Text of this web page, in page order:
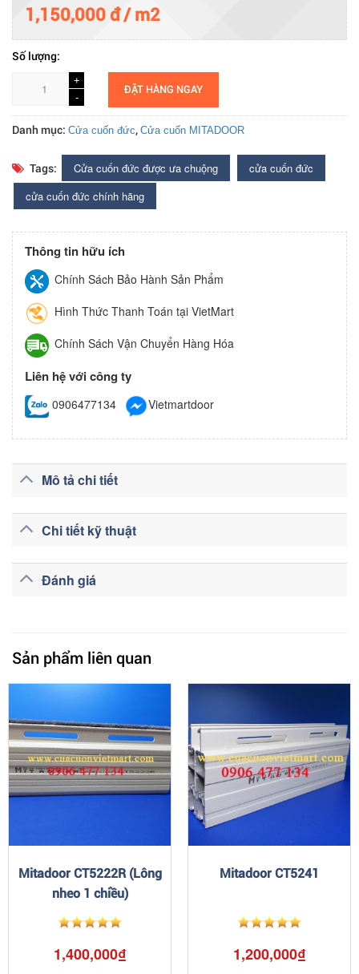
1,150,000 đ / m2
Số lượng:
+
-
+
-
ĐẶT HÀNG NGAY
Danh mục: Cửa cuốn đức, Cửa cuốn MITADOOR
Tags: Cửa cuốn đức được ưa chuộng
cửa cuốn đức
cửa cuốn đức chính hãng
Thông tin hữu ích
Chính Sách Bảo Hành Sản Phẩm
Hình Thức Thanh Toán tại VietMart
Chính Sách Vận Chuyển Hàng Hóa
Liên hệ với công ty
0906477134 Vietmartdoor
Mô tả chi tiết
Chi tiết kỹ thuật
Đánh giá
Sản phẩm liên quan
Mitadoor CT5222R (Lông
nheo 1 chiều)
1,400,000₫
Mitadoor CT5241
1,200,000₫